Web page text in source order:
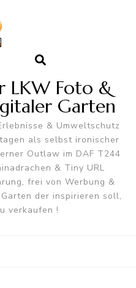
LKW Foto &
Garten
& Umweltschutz
als selbst ironischer
Outlaw im DAF T244
& Tiny URL
frei von Werbung &
der inspirieren soll,
verkaufen !